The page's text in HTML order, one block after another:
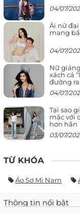
04/07/
Ái nữ
mang
04/07/
Nữ
xách cả
đường
04/07/
Tại sao
mặc với
hơn hẳn
03/07/
TỪ KHÓA
Áo Sơ Mi Nam
Thông tin nổi bật